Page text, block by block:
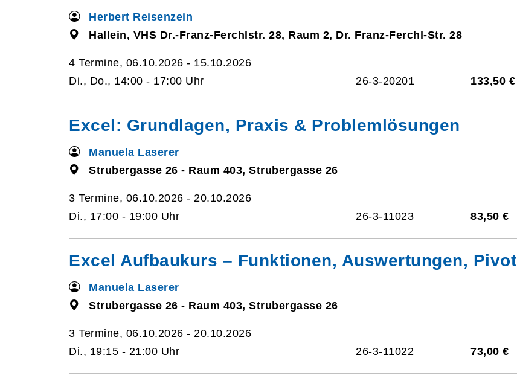
Herbert Reisenzein
Hallein, VHS Dr.-Franz-Ferchlstr. 28, Raum 2, Dr. Franz-Ferchl-Str. 28
4 Termine, 06.10.2026 - 15.10.2026
Di., Do., 14:00 - 17:00 Uhr
26-3-20201 133,50 €
Excel: Grundlagen, Praxis & Problemlösungen
Manuela Laserer
Strubergasse 26 - Raum 403, Strubergasse 26
3 Termine, 06.10.2026 - 20.10.2026
Di., 17:00 - 19:00 Uhr
26-3-11023 83,50 €
Excel Aufbaukurs – Funktionen, Auswertungen, Pivot
Manuela Laserer
Strubergasse 26 - Raum 403, Strubergasse 26
3 Termine, 06.10.2026 - 20.10.2026
Di., 19:15 - 21:00 Uhr
26-3-11022 73,00 €